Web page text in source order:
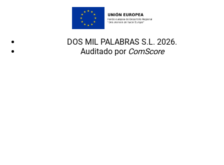
DOS MIL PALABRAS S.L. 2026.
Auditado por ComScore